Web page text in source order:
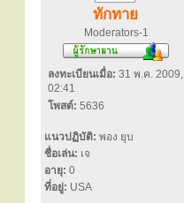
ทักทาย
Moderators-1
ลงทะเบียนเมื่อ: 31 พ.ค. 2009,
02:41
โพสต์: 5636
แนวปฏิบัติ: พอง ยุบ
ชื่อเล่น: เจ
อายุ: 0
ที่อยู่: USA